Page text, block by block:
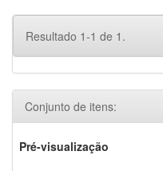
Resultado 1-1 de 1.
Conjunto de itens:
Pré-visualização